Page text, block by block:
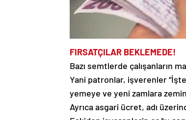
FIRSATÇILAR BEKLEMEDE!
Bazı semtlerde çalışanların
Yani patronlar, işverenler
yemeye ve yeni zamlara
Ayrıca asgari ücret, adı